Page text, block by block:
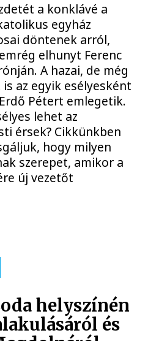
a konklávé a
egyház
döntenek arról,
elhunyt Ferenc
A hazai, de még
az egyik esélyesként
Pétert emlegetik.
lehet az
érsek? Cikkünkben
hogy milyen
szerepet, amikor a
új vezetőt
helyszínén
és